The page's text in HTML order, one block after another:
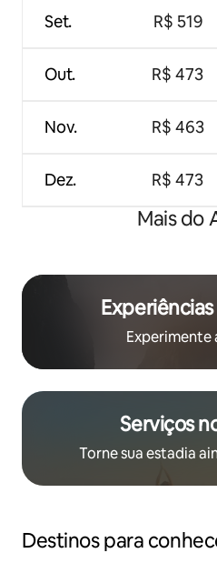
Set.
Out.
Nov.
Dez.
R$ 519
R$ 473
R$ 463
R$ 473
Mais do
Experimente
Serviços
Torne sua estadia
Destinos para